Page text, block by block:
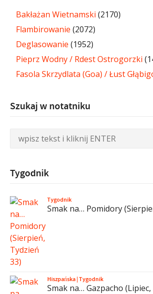
Bakłażan Wietnamski (2170)
Flambirowanie (2072)
Deglasowanie (1952)
Pieprz Wodny / Rdest Ostrogorzki
Fasola Skrzydlata (Goa) / Łust
Szukaj w notatniku
Tygodnik
Tygodnik
Smak na… Pomidory
Hiszpańska|Tygodnik
Smak na… Gazpacho